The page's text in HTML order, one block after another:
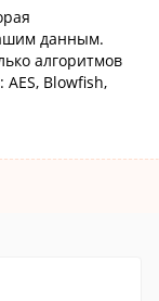
данным.
алгоритмов
Blowfish,